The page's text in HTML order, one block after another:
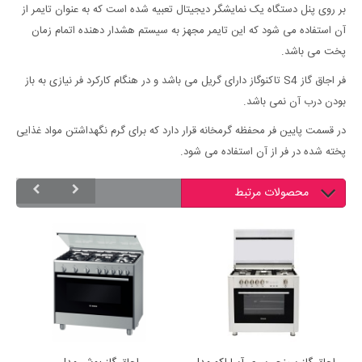
بر روی پنل دستگاه یک نمایشگر دیجیتال تعبیه شده است که به عنوان تایمر از
آن استفاده می شود که این تایمر مجهز به سیستم هشدار دهنده اتمام زمان
پخت می باشد.
فر اجاق گاز S4 تاکنوگاز دارای گریل می باشد و در هنگام کارکرد فر نیازی به باز
بودن درب آن نمی باشد.
در قسمت پایین فر محفظه گرمخانه قرار دارد که برای گرم نگهداشتن مواد غذایی
پخته شده در فر از آن استفاده می شود.
محصولات مرتبط